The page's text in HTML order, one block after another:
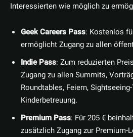
Interessierten wie möglich zu
Geek Careers Pass: Kostenlos
ermöglicht Zugang zu allen
Indie Pass: Zum reduzierten
Zugang zu allen Summits,
Roundtables, Feiern,
Kinderbetreuung.
Premium Pass: Für 205 €
zusätzlich Zugang zur Premium-